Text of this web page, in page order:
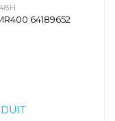
64189652